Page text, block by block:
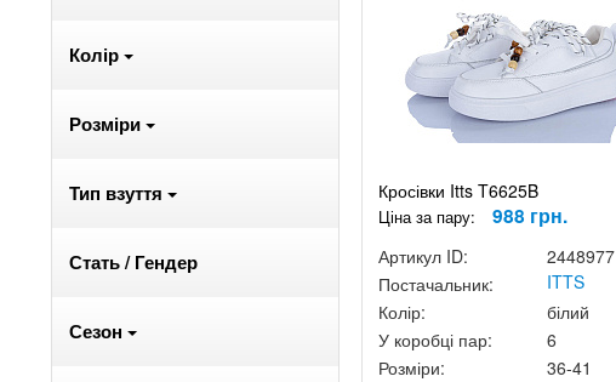
Колір
Розміри
Тип взуття
Стать / Гендер
Сезон
Кросівки Itts T6625B
Ціна за пару: 988 грн.
Артикул ID:
2448977
Постачальник:
ITTS
Колір:
білий
У коробці пар:
6
Розміри:
36-41